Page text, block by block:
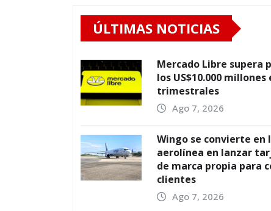
ÚLTIMAS NOTICIAS
Mercado Libre supera
los US$10.000
trimestrales
Ago 7, 2026
Wingo se convierte en
aerolínea en lanzar
de marca propia para
clientes
Ago 7, 2026